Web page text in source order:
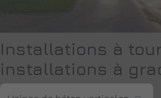
Installations à
installations à